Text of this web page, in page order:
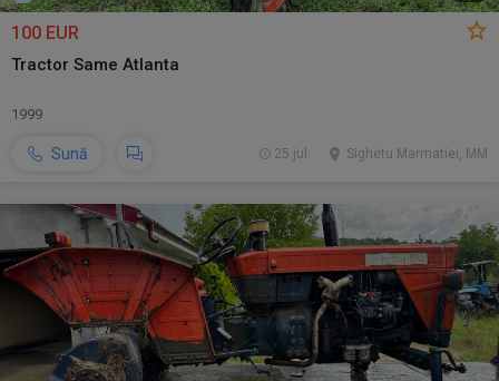
100 EUR
Tractor Same Atlanta
1999
Sună Sighetu Marmatiei, MM
25 jul.